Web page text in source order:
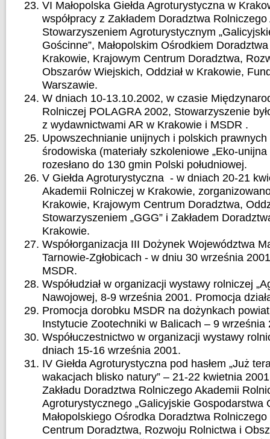
VI Małopolska Giełda Agroturystyczna w
współpracy z Zakładem Doradztwa
Stowarzyszeniem Agroturystycznym
Gościnne”, Małopolskim Ośrodkiem
Krakowie, Krajowym Centrum Doradztwa,
Obszarów Wiejskich, Oddział w Krakowie,
Warszawie.
W dniach 10-13.10.2002, w czasie
Rolniczej POLAGRA 2002, Stowarzyszenie
z wydawnictwami AR w Krakowie i MSDR .
Upowszechnianie unijnych i polskich
środowiska (materiały szkoleniowe „Eko-
rozesłano do 130 gmin Polski południowej.
V Giełda Agroturystyczna - w dniach 20-21
Akademii Rolniczej w Krakowie,
Krakowie, Krajowym Centrum Doradztwa,
Stowarzyszeniem „GGG” i Zakładem
Krakowie.
Współorganizacja III Dożynek Województwa
Tarnowie-Zgłobicach - w dniu 30 września
MSDR.
Współudział w organizacji wystawy rolniczej
Nawojowej, 8-9 września 2001. Promocja
Promocja dorobku MSDR na dożynkach
Instytucie Zootechniki w Balicach – 9 września
Współuczestnictwo w organizacji wystawy
dniach 15-16 września 2001.
IV Giełda Agroturystyczna pod hasłem „Już
wakacjach blisko natury” – 21-22 kwietnia
Zakładu Doradztwa Rolniczego Akademii
Agroturystycznego „Galicyjskie Gospodarstwa
Małopolskiego Ośrodka Doradztwa
Centrum Doradztwa, Rozwoju Rolnictwa i